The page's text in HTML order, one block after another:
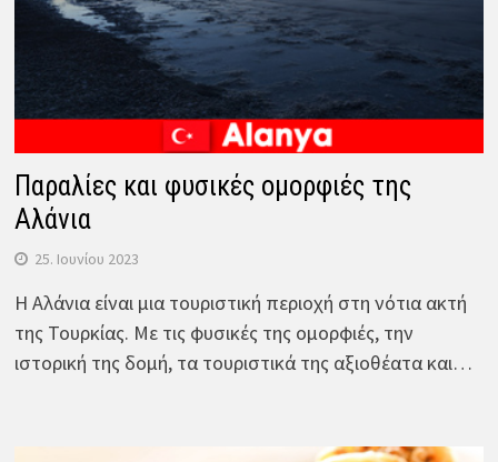
Παραλίες και φυσικές ομορφιές της
Αλάνια
25. Ιουνίου 2023
Η Αλάνια είναι μια τουριστική περιοχή στη νότια ακτή
της Τουρκίας. Με τις φυσικές της ομορφιές, την
ιστορική της δομή, τα τουριστικά της αξιοθέατα και…